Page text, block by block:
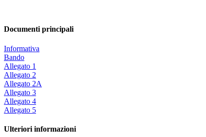
Documenti principali
Informativa
Bando
Allegato 1
Allegato 2
Allegato 2A
Allegato 3
Allegato 4
Allegato 5
Ulteriori informazioni